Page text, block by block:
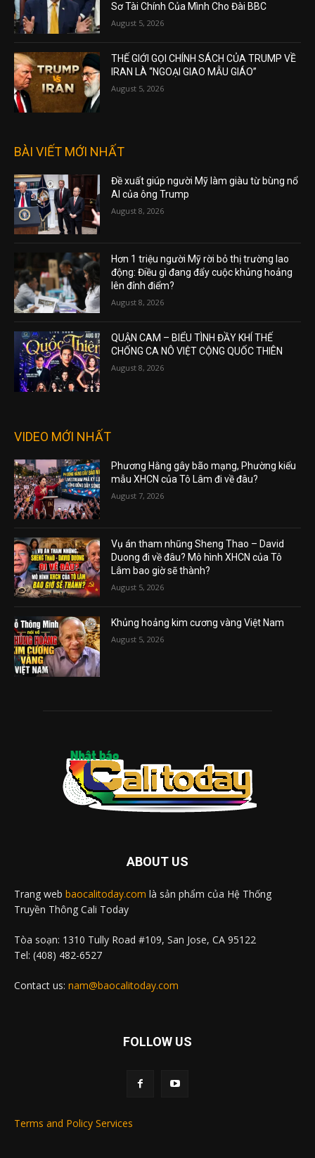
Sơ Tài Chính Của Mình Cho Đài BBC
August 5, 2026
THẾ GIỚI GỌI CHÍNH SÁCH CỦA TRUMP VỀ
IRAN LÀ “NGOẠI GIAO MẪU GIÁO”
August 5, 2026
BÀI VIẾT MỚI NHẤT
Đề xuất giúp người Mỹ làm giàu từ bùng nổ
AI của ông Trump
August 8, 2026
Hơn 1 triệu người Mỹ rời bỏ thị trường lao
động: Điều gì đang đẩy cuộc khủng hoảng
lên đỉnh điểm?
August 8, 2026
QUẬN CAM – BIỂU TÌNH ĐẦY KHÍ THẾ
CHỐNG CA NÔ VIỆT CỘNG QUỐC THIÊN
August 8, 2026
VIDEO MỚI NHẤT
Phương Hằng gây bão mạng, Phường kiểu
mẫu XHCN của Tô Lâm đi về đâu?
August 7, 2026
Vụ án tham nhũng Sheng Thao – David
Duong đi về đâu? Mô hình XHCN của Tô
Lâm bao giờ sẽ thành?
August 5, 2026
Khủng hoảng kim cương vàng Việt Nam
August 5, 2026
ABOUT US
Trang web baocalitoday.com là sản phẩm của Hệ Thống
Truyền Thông Cali Today
Tòa soạn: 1310 Tully Road #109, San Jose, CA 95122
Tel: (408) 482-6527
Contact us: nam@baocalitoday.com
FOLLOW US
Terms and Policy Services